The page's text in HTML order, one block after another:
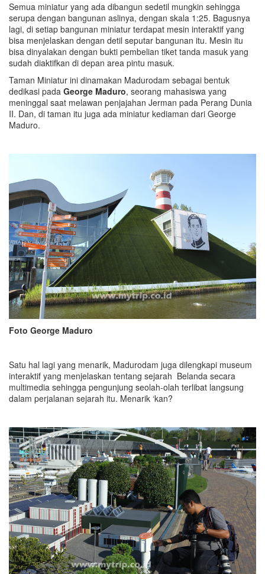
Semua miniatur yang ada dibangun sedetil mungkin sehingga
serupa dengan bangunan aslinya, dengan skala 1:25. Bagusnya
lagi, di setiap bangunan miniatur terdapat mesin interaktif yang
bisa menjelaskan dengan detil seputar bangunan itu. Mesin itu
bisa dinyalakan dengan bukti pembelian tiket tanda masuk yang
sudah diaktifkan di depan area pintu masuk.
Taman Miniatur ini dinamakan Madurodam sebagai bentuk
dedikasi pada George Maduro, seorang mahasiswa yang
meninggal saat melawan penjajahan Jerman pada Perang Dunia
II. Dan, di taman itu juga ada miniatur kediaman dari George
Maduro.
Foto George Maduro
Satu hal lagi yang menarik, Madurodam juga dilengkapi museum
interaktif yang menjelaskan tentang sejarah Belanda secara
multimedia sehingga pengunjung seolah-olah terlibat langsung
dalam perjalanan sejarah itu. Menarik ‘kan?